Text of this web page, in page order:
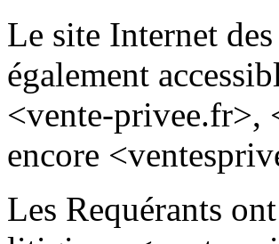
Le site Internet
également
<vente-privee.fr>,
encore
Les Requérants